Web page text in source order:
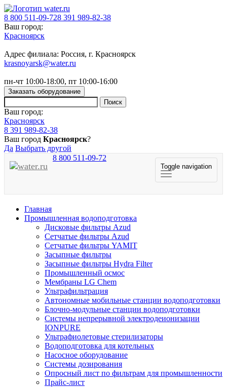
8 800 511-09-728 391 989-82-38
Ваш город:
Красноярск
Адрес филиала: Россия, г. Красноярск
krasnoyarsk@water.ru
пн-чт 10:00-18:00, пт 10:00-16:00
Заказать оборудование
Ваш город:
Красноярск
8 391 989-82-38
Ваш город Красноярск?
Да Выбрать другой
Toggle navigation
8 800 511-09-72
Главная
Промышленная водоподготовка
Дисковые фильтры Azud
Сетчатые фильтры Azud
Сетчатые фильтры YAMIT
Засыпные фильтры
Засыпные фильтры Hydra Filter
Промышленный осмос
Мембраны LG Chem
Ультрафильтрация
Автономные мобильные станции водоподготовки
Блочно-модульные станции водоподготовки
Системы непрерывной электродеионизации
IONPURE
Ультрафиолетовые стерилизаторы
Водоподготовка для котельных
Насосное оборудование
Системы дозирования
Опросный лист по фильтрам для промышленности
Прайс-лист